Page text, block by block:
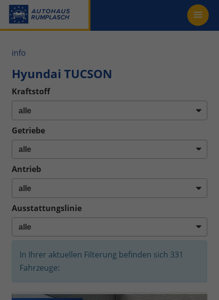
info
Hyundai TUCSON
Kraftstoff
Getriebe
Antrieb
Ausstattungslinie
In Ihrer aktuellen Filterung befinden sich 331
Fahrzeuge: